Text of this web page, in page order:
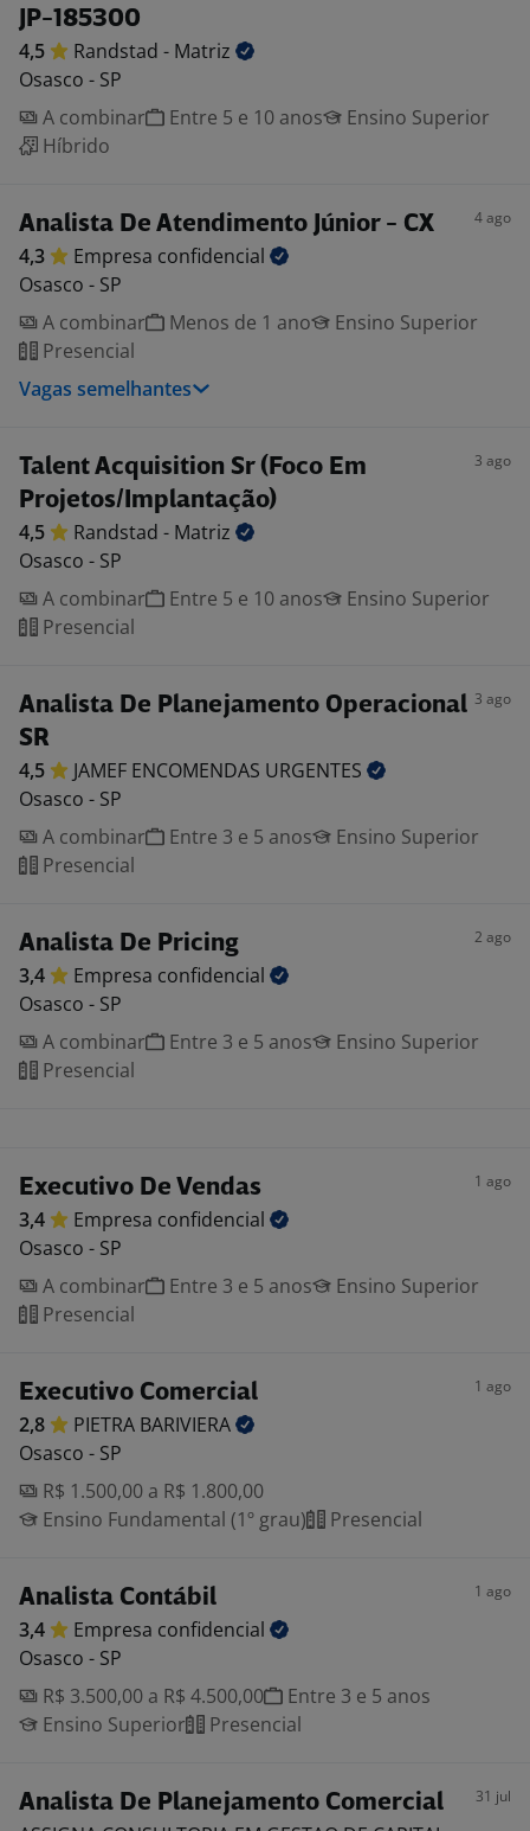
JP-185300
4,5 Randstad - Matriz
Osasco - SP
A combinar
Entre 5 e 10 anos
Ensino Superior
Híbrido
Analista De Atendimento Júnior - CX 4 ago
4,3 Empresa confidencial
Osasco - SP
A combinar
Menos de 1 ano
Ensino Superior
Presencial
Vagas semelhantes
Talent Acquisition Sr (Foco Em
Projetos/Implantação)
3 ago
4,5 Randstad - Matriz
Osasco - SP
A combinar
Entre 5 e 10 anos
Ensino Superior
Presencial
Analista De Planejamento Operacional
SR
3 ago
4,5 JAMEF ENCOMENDAS URGENTES
Osasco - SP
A combinar
Entre 3 e 5 anos
Ensino Superior
Presencial
Analista De Pricing 2 ago
3,4 Empresa confidencial
Osasco - SP
A combinar
Entre 3 e 5 anos
Ensino Superior
Presencial
Executivo De Vendas 1 ago
3,4 Empresa confidencial
Osasco - SP
A combinar
Entre 3 e 5 anos
Ensino Superior
Presencial
Executivo Comercial 1 ago
2,8 PIETRA BARIVIERA
Osasco - SP
R$ 1.500,00 a R$ 1.800,00
Ensino Fundamental (1º grau)
Presencial
Analista Contábil 1 ago
3,4 Empresa confidencial
Osasco - SP
R$ 3.500,00 a R$ 4.500,00
Entre 3 e 5 anos
Ensino Superior
Presencial
Analista De Planejamento Comercial 31 jul